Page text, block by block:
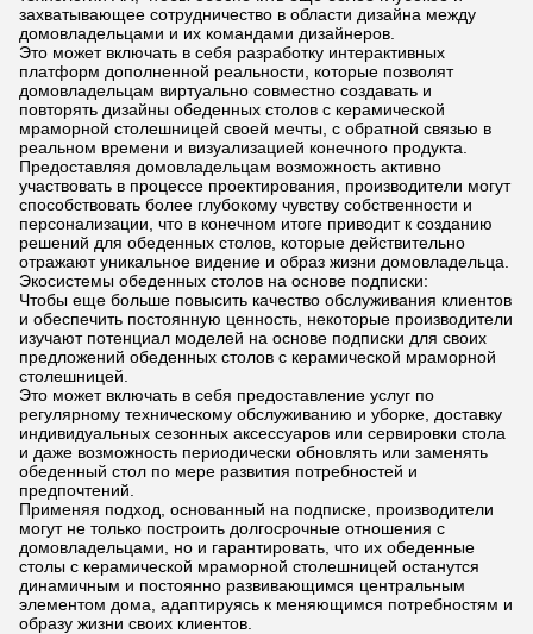
захватывающее сотрудничество в области дизайна между
домовладельцами и их командами дизайнеров.
Это может включать в себя разработку интерактивных
платформ дополненной реальности, которые позволят
домовладельцам виртуально совместно создавать и
повторять дизайны обеденных столов с керамической
мраморной столешницей своей мечты, с обратной связью в
реальном времени и визуализацией конечного продукта.
Предоставляя домовладельцам возможность активно
участвовать в процессе проектирования, производители могут
способствовать более глубокому чувству собственности и
персонализации, что в конечном итоге приводит к созданию
решений для обеденных столов, которые действительно
отражают уникальное видение и образ жизни домовладельца.
Экосистемы обеденных столов на основе подписки:
Чтобы еще больше повысить качество обслуживания клиентов
и обеспечить постоянную ценность, некоторые производители
изучают потенциал моделей на основе подписки для своих
предложений обеденных столов с керамической мраморной
столешницей.
Это может включать в себя предоставление услуг по
регулярному техническому обслуживанию и уборке, доставку
индивидуальных сезонных аксессуаров или сервировки стола
и даже возможность периодически обновлять или заменять
обеденный стол по мере развития потребностей и
предпочтений.
Применяя подход, основанный на подписке, производители
могут не только построить долгосрочные отношения с
домовладельцами, но и гарантировать, что их обеденные
столы с керамической мраморной столешницей останутся
динамичным и постоянно развивающимся центральным
элементом дома, адаптируясь к меняющимся потребностям и
образу жизни своих клиентов.